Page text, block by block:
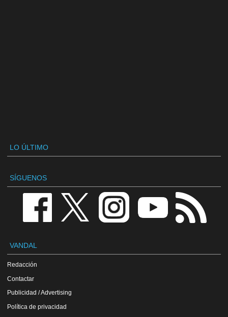
LO ÚLTIMO
SÍGUENOS
VANDAL
Redacción
Contactar
Publicidad / Advertising
Política de privacidad